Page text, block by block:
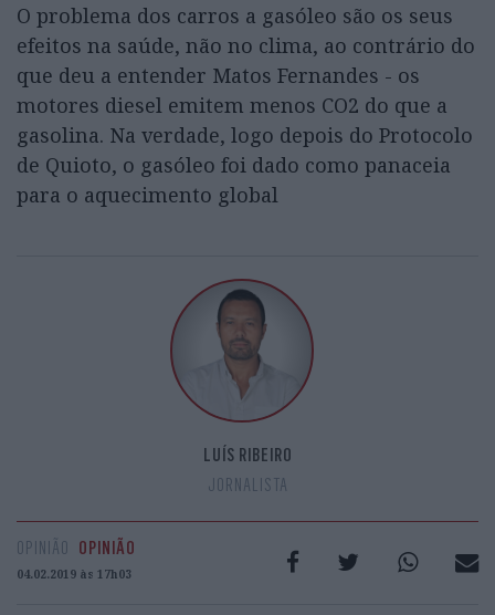
O problema dos carros a gasóleo são os seus
efeitos na saúde, não no clima, ao contrário do
que deu a entender Matos Fernandes - os
motores diesel emitem menos CO2 do que a
gasolina. Na verdade, logo depois do Protocolo
de Quioto, o gasóleo foi dado como panaceia
para o aquecimento global
LUÍS RIBEIRO
JORNALISTA
OPINIÃO OPINIÃO
04.02.2019 às 17h03